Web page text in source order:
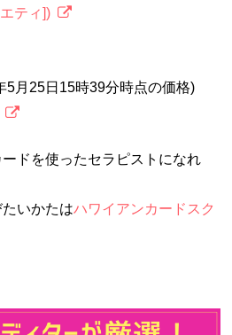
ティ])
5月25日15時39分時点の価格)
ドを使ったセラピストになれ
いかたはハワイアンカードスク